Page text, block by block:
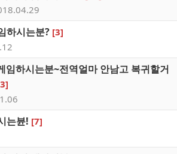
하시는분? [3]
임하시는분~전역얼마 안남고 복귀할거
는뷴! [7]